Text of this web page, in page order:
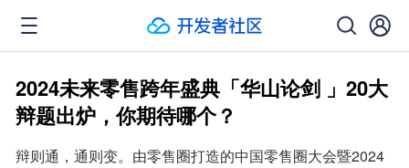
2024未来零售跨年盛典「华山论剑 」20大
辩题出炉，你期待哪个？
辩则通，通则变。由零售圈打造的中国零售圈大会暨2024